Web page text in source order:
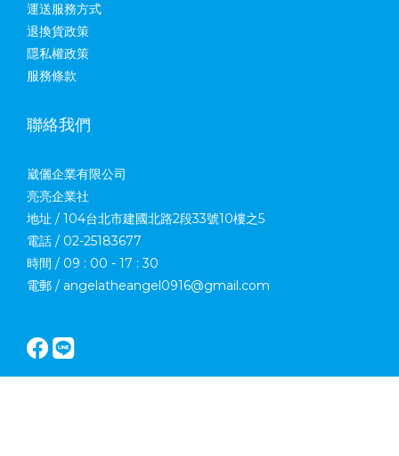
運送服務方式
退換貨政策
隱私權政策
服務條款
聯絡我們
崴儷企業有限公司
亮亮企業社
地址 / 104台北市建國北路2段33號10樓之5
電話 / 02-25183677
時間 / 09 : 00 - 17 : 30
電郵 / angelatheangel0916@gmail.com